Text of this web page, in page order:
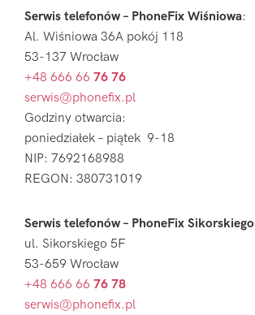
Serwis telefonów – PhoneFix Wiśniowa:
Al. Wiśniowa 36A pokój 118
53-137 Wrocław
+48 666 66 76 76
serwis@phonefix.pl
Godziny otwarcia:
poniedziałek – piątek 9-18
NIP: 7692168988
REGON: 380731019
Serwis telefonów – PhoneFix Sikorskiego
ul. Sikorskiego 5F
53-659 Wrocław
+48 666 66 76 78
serwis@phonefix.pl